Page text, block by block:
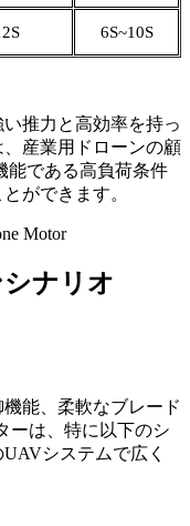
6S~10S
推力と高効率を持っ
産業用ドローンの顧
能である高負荷条件
ができます。
ナリオ
能、柔軟なブレード
ーは、特に以下のシ
システムで広く